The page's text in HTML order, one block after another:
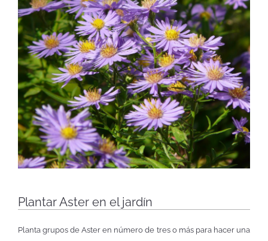
Plantar Aster en el jardín
Planta grupos de Aster en número de tres o más para hacer una